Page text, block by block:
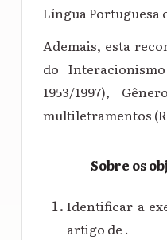
Língua Portuguesa
Ademais, esta
do
1953/1997),
multiletramentos
Sobre os
Identificar a
artigo de .